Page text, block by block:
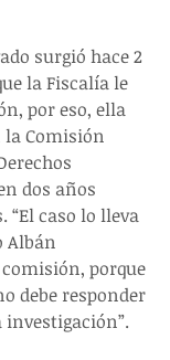
surgió hace 2
la Fiscalía le
por eso, ella
la Comisión
dos años
“El caso lo lleva
Albán
porque
debe responder